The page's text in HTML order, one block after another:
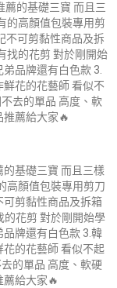
基礎三寶 而且三樣
高顏值包裝專用剪刀
可剪黏性商品及拆箱
的花剪 對於剛開始學
牌還有白色款 3.韓
的花藝師 看似不起
的單品 高度、軟硬
給大家🔥